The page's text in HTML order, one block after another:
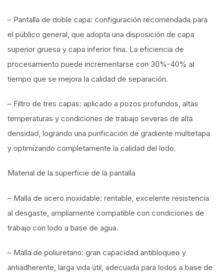
– Pantalla de doble capa: configuración recomendada para
el público general, que adopta una disposición de capa
superior gruesa y capa inferior fina. La eficiencia de
procesamiento puede incrementarse con 30%-40% al
tiempo que se mejora la calidad de separación.
– Filtro de tres capas: aplicado a pozos profundos, altas
temperaturas y condiciones de trabajo severas de alta
densidad, logrando una purificación de gradiente multietapa
y optimizando completamente la calidad del lodo.
Material de la superficie de la pantalla
– Malla de acero inoxidable: rentable, excelente resistencia
al desgaste, ampliamente compatible con condiciones de
trabajo con lodo a base de agua.
– Malla de poliuretano: gran capacidad antibloqueo y
antiadherente, larga vida útil, adecuada para lodos a base de